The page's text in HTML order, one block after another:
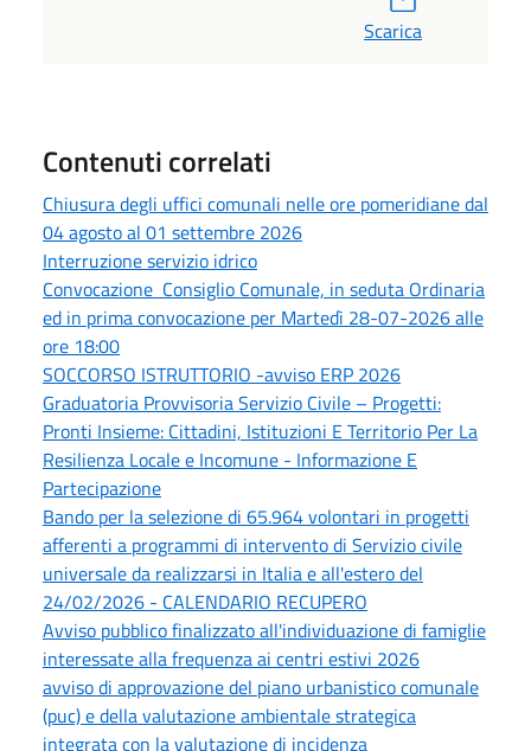
Scarica
Contenuti correlati
Chiusura degli uffici comunali nelle ore pomeridiane dal
04 agosto al 01 settembre 2026
Interruzione servizio idrico
Convocazione Consiglio Comunale, in seduta Ordinaria
ed in prima convocazione per Martedì 28-07-2026 alle
ore 18:00
SOCCORSO ISTRUTTORIO -avviso ERP 2026
Graduatoria Provvisoria Servizio Civile – Progetti:
Pronti Insieme: Cittadini, Istituzioni E Territorio Per La
Resilienza Locale e Incomune - Informazione E
Partecipazione
Bando per la selezione di 65.964 volontari in progetti
afferenti a programmi di intervento di Servizio civile
universale da realizzarsi in Italia e all'estero del
24/02/2026 - CALENDARIO RECUPERO
Avviso pubblico finalizzato all'individuazione di famiglie
interessate alla frequenza ai centri estivi 2026
avviso di approvazione del piano urbanistico comunale
(puc) e della valutazione ambientale strategica
integrata con la valutazione di incidenza